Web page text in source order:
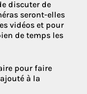
discuter de
seront-elles
vidéos et pour
de temps les
pour faire
à la